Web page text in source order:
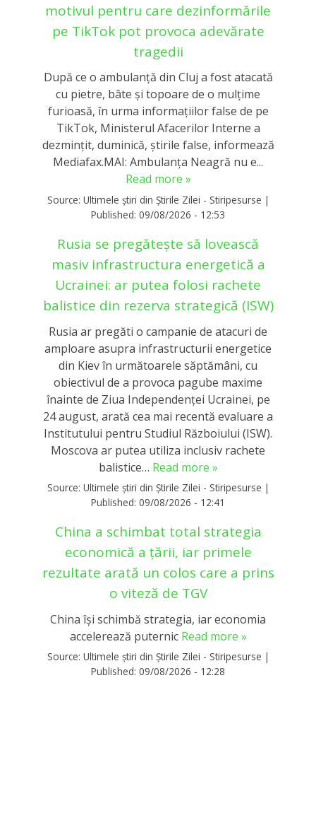
motivul pentru care dezinformările
pe TikTok pot provoca adevărate
tragedii
După ce o ambulanță din Cluj a fost atacată
cu pietre, bâte și topoare de o mulțime
furioasă, în urma informațiilor false de pe
TikTok, Ministerul Afacerilor Interne a
dezmințit, duminică, știrile false, informează
Mediafax.MAI: Ambulanța Neagră nu e...
Read more »
Source: Ultimele știri din Știrile Zilei - Stiripesurse |
Published: 09/08/2026 - 12:53
Rusia se pregătește să lovească
masiv infrastructura energetică a
Ucrainei: ar putea folosi rachete
balistice din rezerva strategică (ISW)
Rusia ar pregăti o campanie de atacuri de
amploare asupra infrastructurii energetice
din Kiev în următoarele săptămâni, cu
obiectivul de a provoca pagube maxime
înainte de Ziua Independenței Ucrainei, pe
24 august, arată cea mai recentă evaluare a
Institutului pentru Studiul Războiului (ISW).
Moscova ar putea utiliza inclusiv rachete
balistice… Read more »
Source: Ultimele știri din Știrile Zilei - Stiripesurse |
Published: 09/08/2026 - 12:41
China a schimbat total strategia
economică a țării, iar primele
rezultate arată un colos care a prins
o viteză de TGV
China își schimbă strategia, iar economia
accelerează puternic Read more »
Source: Ultimele știri din Știrile Zilei - Stiripesurse |
Published: 09/08/2026 - 12:28